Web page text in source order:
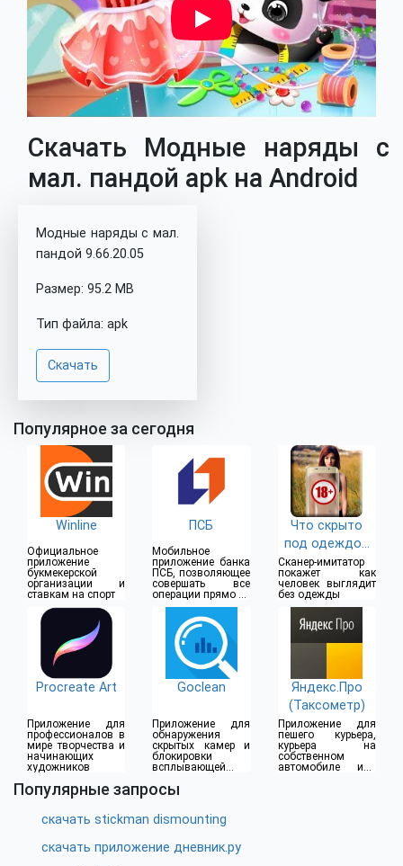
Скачать Модные наряды с
мал. пандой apk на Android
Модные наряды с мал.
пандой 9.66.20.05
Размер: 95.2 MB
Тип файла: apk
Скачать
Популярное за сегодня
Winline
Официальное
приложение
букмекерской
организации и
ставкам на спорт
ПСБ
Мобильное
приложение банка
ПСБ, позволяющее
совершать все
операции прямо из
дома
Что скрыто
под одеждой
(18+)
Сканер-имитатор
покажет как
человек выглядит
без одежды
Procreate Art
Приложение для
профессионалов в
мире творчества и
начинающих
художников
Goclean
Приложение для
обнаружения
скрытых камер и
блокировки
всплывающей
Яндекс.Про
(Таксометр)
Приложение для
пешего курьера,
курьера на
собственном
автомобиле или
Популярные запросы
скачать stickman dismounting
скачать приложение дневник.ру